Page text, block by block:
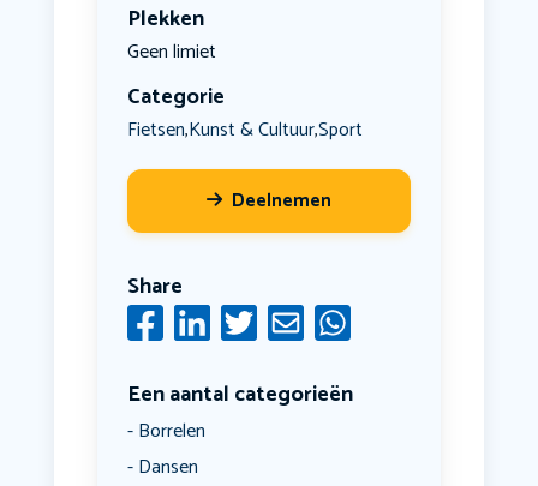
Plekken
Geen limiet
Categorie
Fietsen,Kunst & Cultuur,Sport
Deelnemen
Share
Een aantal categorieën
Borrelen
Dansen